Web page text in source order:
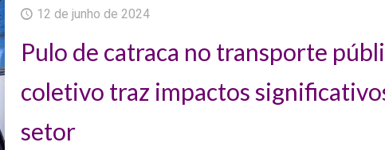
12 de junho de 2024
Pulo de catraca no transporte
coletivo traz impactos
setor